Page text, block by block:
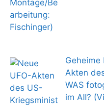
Geheime
Akten
WAS
im All?